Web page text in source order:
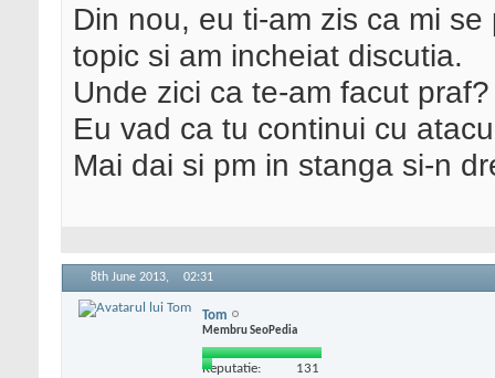
Din nou, eu ti-am zis ca mi
topic si am incheiat discutia.
Unde zici ca te-am facut praf?
Eu vad ca tu continui cu
Mai dai si pm in stanga si-n
8th June 2013, 02:31
Tom
Membru SeoPedia
Reputatie: 131